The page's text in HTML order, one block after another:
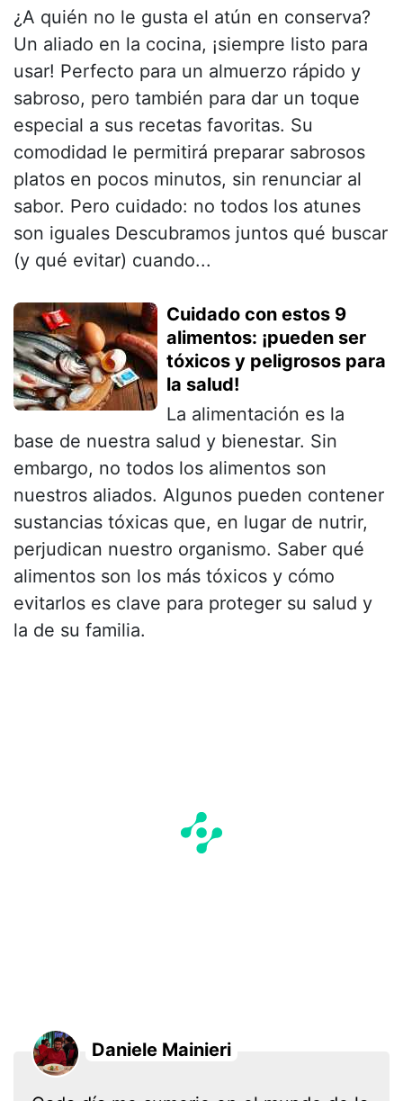
¿A quién no le gusta el atún en conserva?
Un aliado en la cocina, ¡siempre listo para
usar! Perfecto para un almuerzo rápido y
sabroso, pero también para dar un toque
especial a sus recetas favoritas. Su
comodidad le permitirá preparar sabrosos
platos en pocos minutos, sin renunciar al
sabor. Pero cuidado: no todos los atunes
son iguales Descubramos juntos qué buscar
(y qué evitar) cuando...
Cuidado con estos 9
alimentos: ¡pueden ser
tóxicos y peligrosos para
la salud!
La alimentación es la
base de nuestra salud y bienestar. Sin
embargo, no todos los alimentos son
nuestros aliados. Algunos pueden contener
sustancias tóxicas que, en lugar de nutrir,
perjudican nuestro organismo. Saber qué
alimentos son los más tóxicos y cómo
evitarlos es clave para proteger su salud y
la de su familia.
Daniele Mainieri